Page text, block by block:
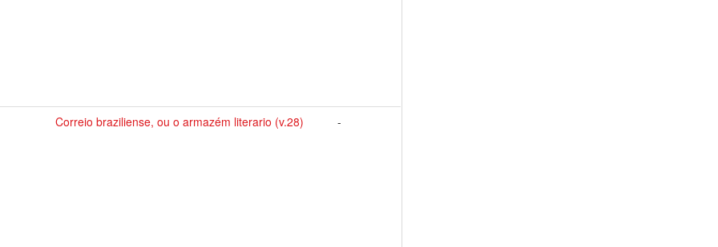
Correio braziliense, ou o armazém literario (v.28) -